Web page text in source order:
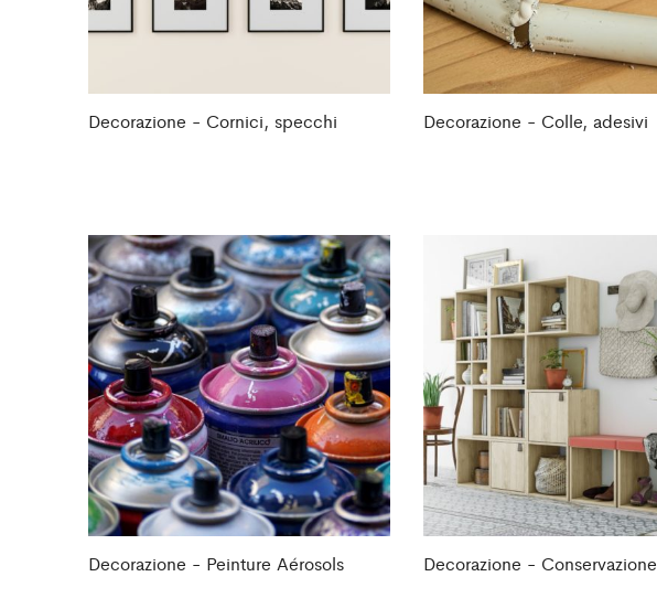
Decorazione - Cornici, specchi Decorazione - Colle, adesivi
Decorazione - Peinture Aérosols Decorazione - Conservazione